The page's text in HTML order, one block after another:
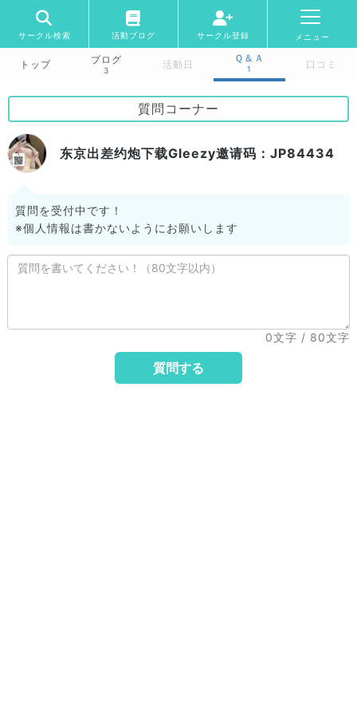
サークル検索 活動ブログ サークル登録 メニュー
トップ ブログ
3 活動日
Ｑ＆Ａ
1 口コミ
質問コーナー
东京出差约炮下载Gleezy邀请码：JP84434
質問を受付中です！
※個人情報は書かないようにお願いします
0文字 / 80文字